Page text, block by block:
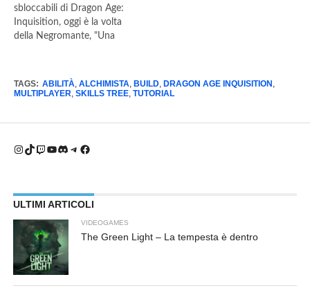
sbloccabili di Dragon Age:
Inquisition, oggi è la volta
della Negromante, "Una
Negromante è una maga
DPS focalizzata nel DoT
terrorizzano e ghiacciano…
TAGS: ABILITÀ, ALCHIMISTA, BUILD, DRAGON AGE INQUISITION ,
MULTIPLAYER, SKILLS TREE, TUTORIAL
Instagram
TikTok
Twitch
YouTube
Discord
Telegram
Facebook
ULTIMI ARTICOLI
VIDEOGAMES
The Green Light – La tempesta è dentro